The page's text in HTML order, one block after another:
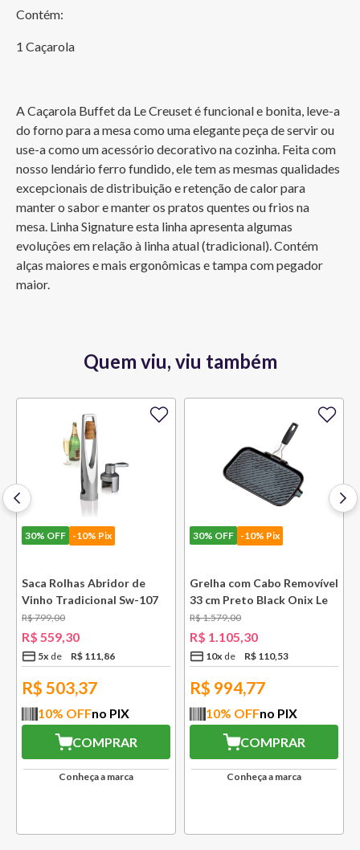
Contém:
1 Caçarola
A Caçarola Buffet da Le Creuset é funcional e bonita, leve-a
do forno para a mesa como uma elegante peça de servir ou
use-a como um acessório decorativo na cozinha. Feita com
nosso lendário ferro fundido, ele tem as mesmas qualidades
excepcionais de distribuição e retenção de calor para
manter o sabor e manter os pratos quentes ou frios na
mesa. Linha Signature esta linha apresenta algumas
evoluções em relação à linha atual (tradicional). Contém
alças maiores e mais ergonômicas e tampa com pegador
maior.
Quem viu, viu também
30% OFF -10% Pix
Saca Rolhas Abridor de
Vinho Tradicional Sw-107
Ply Le Creuset
R$799,00
R$ 559,30
5x R$ 111,86
R$ 503,37
10% OFFno PIX
COMPRAR
Conheça a marca
30% OFF -10% Pix
Grelha com Cabo Removível
33 cm Preto Black Onix Le
Creuset
R$1.579,00
R$ 1.105,30
10x R$ 110,53
R$ 994,77
10% OFFno PIX
COMPRAR
Conheça a marca